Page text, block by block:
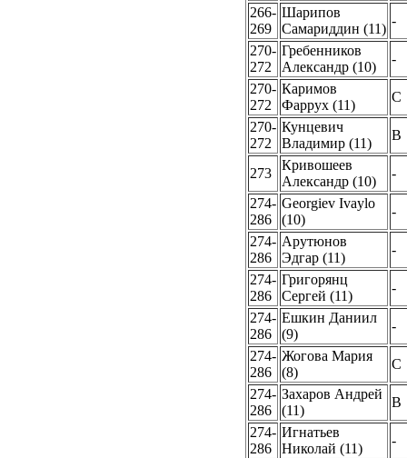
266-
269
Шарипов
Самариддин (11)
-
270-
272
Гребенников
Александр (10)
-
270-
272
Каримов
Фаррух (11)
C
270-
272
Кунцевич
Владимир (11)
B
273
Кривошеев
Александр (10)
-
274-
286
Georgiev Ivaylo
(10)
-
274-
286
Арутюнов
Эдгар (11)
-
274-
286
Григорянц
Сергей (11)
-
274-
286
Ешкин Даниил
(9)
-
274-
286
Жогова Мария
(8)
C
274-
286
Захаров Андрей
(11)
B
274-
286
Игнатьев
Николай (11)
-